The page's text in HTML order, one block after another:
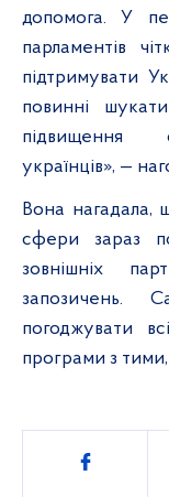
допомога. У
парламентів
підтримувати
повинні
підвищення
українців», —
Вона нагадала,
сфери зараз
зовнішніх
погоджувати
програми з
Поділитись